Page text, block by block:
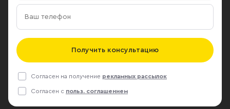
Получить консультацию
Согласен на получение рекламных рассылок
Согласен с польз. соглашением